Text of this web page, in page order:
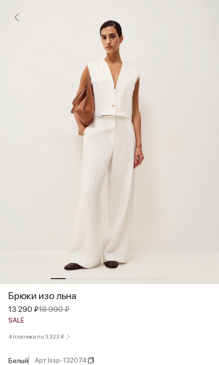
Брюки изо льна
13 290 ₽18 990 ₽
SALE
4 платежа по 3 323 ₽
белый Арт.lssp-132074